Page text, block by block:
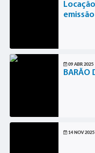
09 ABR 2025
BARÃO
14 NOV 2025